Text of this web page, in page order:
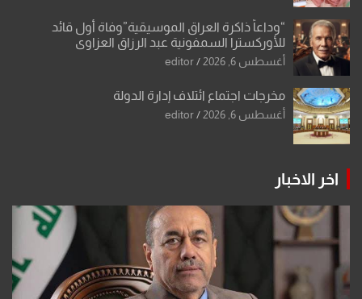
“وداعاً ذاكرة العراق الموسيقية”وفاة أول قائد
للأوركسترا السمفونية عبد الرزاق العزاوي
أغسطس 6, 2026 editor
مخرجات اجتماع ائتلاف إدارة الدولة
أغسطس 6, 2026 editor
اخر الاخبار